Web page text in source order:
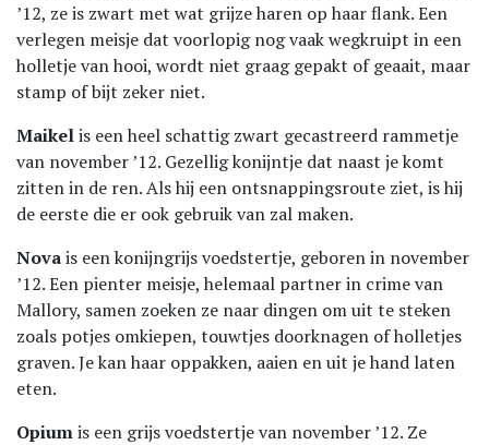
’12, ze is zwart met wat grijze haren op haar flank. Een
verlegen meisje dat voorlopig nog vaak wegkruipt in een
holletje van hooi, wordt niet graag gepakt of geaait, maar
stamp of bijt zeker niet.
Maikelis een heel schattig zwart gecastreerd rammetje
van november ’12. Gezellig konijntje dat naast je komt
zitten in de ren. Als hij een ontsnappingsroute ziet, is hij
de eerste die er ook gebruik van zal maken.
Novais een konijngrijs voedstertje, geboren in november
’12. Een pienter meisje, helemaal partner in crime van
Mallory, samen zoeken ze naar dingen om uit te steken
zoals potjes omkiepen, touwtjes doorknagen of holletjes
graven. Je kan haar oppakken, aaien en uit je hand laten
eten.
Opiumis een grijs voedstertje van november ’12. Ze